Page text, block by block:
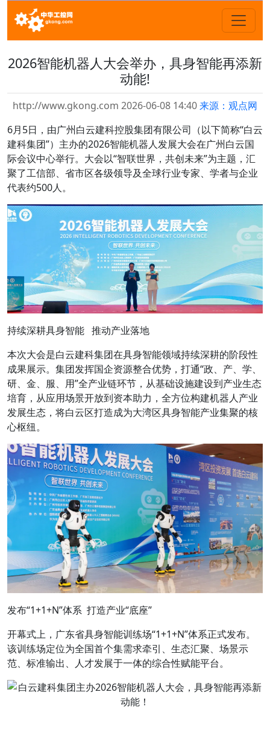
2026智能机器人大会举办，具身智能再添新
动能!
http://www.gkong.com 2026-06-08 14:40来源：观点网
6月5日，由广州白云建科控股集团有限公司（以下简称“白云
建科集团”）主办的2026智能机器人发展大会在广州白云国
际会议中心举行。大会以“智联世界，共创未来”为主题，汇
聚了工信部、省市区各级领导及全球行业专家、学者与企业
代表约500人。
持续深耕具身智能 推动产业落地
本次大会是白云建科集团在具身智能领域持续深耕的阶段性
成果展示。集团发挥国企资源整合优势，打通“政、产、学、
研、金、服、用”全产业链环节，从基础设施建设到产业生态
培育，从应用场景开放到资本助力，全方位构建机器人产业
发展生态，将白云区打造成为大湾区具身智能产业集聚的核
心枢纽。
发布“1+1+N”体系 打造产业“底座”
开幕式上，广东省具身智能训练场“1+1+N”体系正式发布。
该训练场定位为全国首个集需求牵引、生态汇聚、场景示
范、标准输出、人才发展于一体的综合性赋能平台。